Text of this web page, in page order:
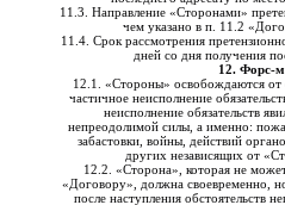
11.3. Направление «Сторонами»
чем указано в п. 11.2
11.4. Срок рассмотрения
дней со дня получения
12. Форс-
12.1. «Стороны» освобождаются от
частичное неисполнение
неисполнение обязательств
непреодолимой силы, а именно:
забастовки, войны, действий
других независящих от
12.2. «Сторона», которая не
«Договору», должна своевременно,
после наступления обстоятельств